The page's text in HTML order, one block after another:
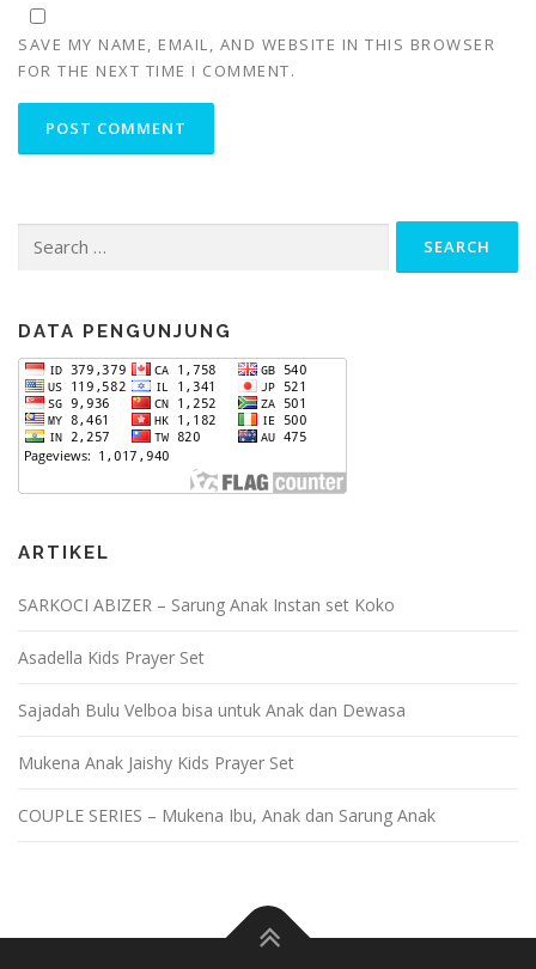
SAVE MY NAME, EMAIL, AND WEBSITE IN THIS BROWSER
FOR THE NEXT TIME I COMMENT.
for:
DATA PENGUNJUNG
ARTIKEL
SARKOCI ABIZER – Sarung Anak Instan set Koko
Asadella Kids Prayer Set
Sajadah Bulu Velboa bisa untuk Anak dan Dewasa
Mukena Anak Jaishy Kids Prayer Set
COUPLE SERIES – Mukena Ibu, Anak dan Sarung Anak